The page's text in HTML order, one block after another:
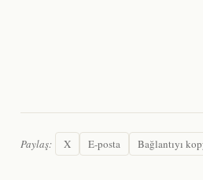
Paylaş: X E-posta Bağlantıyı